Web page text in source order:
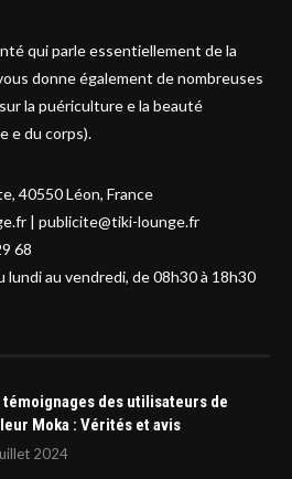
qui parle essentiellement de la
donne également de nombreuses
la puériculture e la beauté
e du corps).
40550 Léon, France
| publicite@tiki-lounge.fr
68
lundi au vendredi, de 08h30 à 18h30
témoignages des utilisateurs de
Moka : Vérités et avis
2024